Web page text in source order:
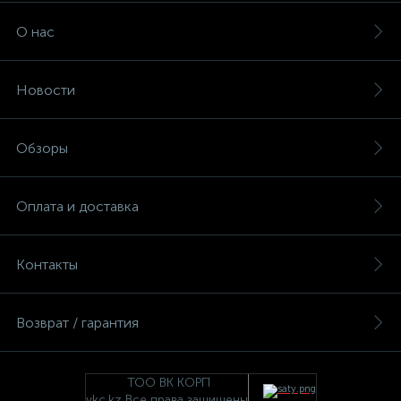
О нас
Новости
Обзоры
Оплата и доставка
Контакты
Возврат / гарантия
ТОО ВК КОРП